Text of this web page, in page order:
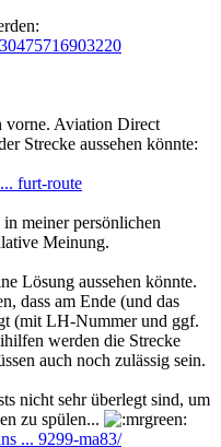
vorne. Aviation Direct
Strecke aussehen könnte:
furt-route
meiner persönlichen
Meinung.
Lösung aussehen könnte.
dass am Ende (und das
(mit LH-Nummer und ggf.
werden die Strecke
auch noch zulässig sein.
nicht sehr überlegt sind, um
zu spülen...
... 9299-ma83/